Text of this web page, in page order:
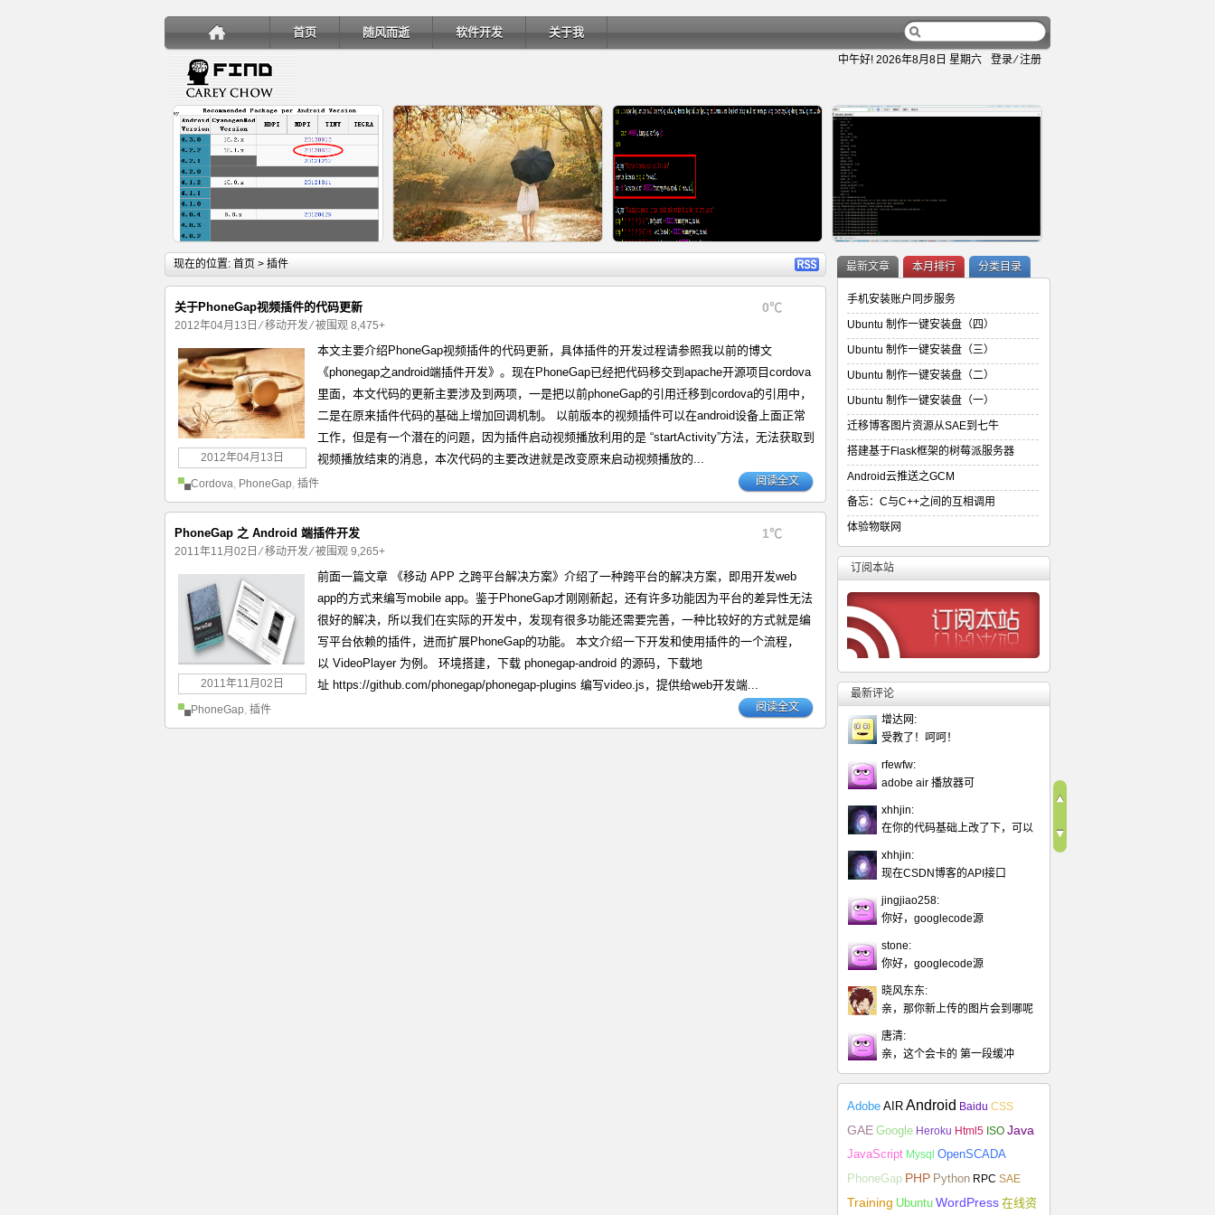
首页 随风而逝 软件开发 关于我
登录⁄注册
中午好! 2026年8月8日 星期六
详细内容
手机安装账户同步服务
详细内容
Ubuntu 制作一键安装盘（四）
详细内容
Ubuntu 制作一键安装盘（三） Ubuntu 制作一键安装盘（二）
现在的位置: 首页 > 插件
0℃
关于PhoneGap视频插件的代码更新
2012年04月13日 ⁄移动开发⁄ 被围观 8,475+
2012年04月13日
本文主要介绍PhoneGap视频插件的代码更新，具体插件的开发过程请参照我以前的博文
《phonegap之android端插件开发》。现在PhoneGap已经把代码移交到apache开源项目cordova
里面，本文代码的更新主要涉及到两项，一是把以前phoneGap的引用迁移到cordova的引用中，
二是在原来插件代码的基础上增加回调机制。 以前版本的视频插件可以在android设备上面正常
工作，但是有一个潜在的问题，因为插件启动视频播放利用的是 “startActivity”方法，无法获取到
视频播放结束的消息，本次代码的主要改进就是改变原来启动视频播放的...
Cordova, PhoneGap, 插件 阅读全文
1℃
PhoneGap 之 Android 端插件开发
2011年11月02日 ⁄移动开发⁄ 被围观 9,265+
2011年11月02日
前面一篇文章 《移动 APP 之跨平台解决方案》介绍了一种跨平台的解决方案，即用开发web
app的方式来编写mobile app。鉴于PhoneGap才刚刚新起，还有许多功能因为平台的差异性无法
很好的解决，所以我们在实际的开发中，发现有很多功能还需要完善，一种比较好的方式就是编
写平台依赖的插件，进而扩展PhoneGap的功能。 本文介绍一下开发和使用插件的一个流程，
以 VideoPlayer 为例。 环境搭建，下载 phonegap-android 的源码，下载地
址 https://github.com/phonegap/phonegap-plugins 编写video.js，提供给web开发端...
PhoneGap, 插件 阅读全文
最新文章 本月排行 分类目录
手机安装账户同步服务
Ubuntu 制作一键安装盘（四）
Ubuntu 制作一键安装盘（三）
Ubuntu 制作一键安装盘（二）
Ubuntu 制作一键安装盘（一）
迁移博客图片资源从SAE到七牛
搭建基于Flask框架的树莓派服务器
Android云推送之GCM
备忘：C与C++之间的互相调用
体验物联网
订阅本站
最新评论
增达网:
受教了！呵呵！
rfewfw:
adobe air 播放器可
xhhjin:
在你的代码基础上改了下，可以
xhhjin:
现在CSDN博客的API接口
jingjiao258:
你好，googlecode源
stone:
你好，googlecode源
晓风东东:
亲，那你新上传的图片会到哪呢
唐清:
亲，这个会卡的 第一段缓冲
Adobe AIR Android Baidu CSS
GAE Google Heroku Html5 ISO Java
JavaScript Mysql OpenSCADA
PhoneGap PHP Python RPC SAE
Training Ubuntu WordPress 在线资